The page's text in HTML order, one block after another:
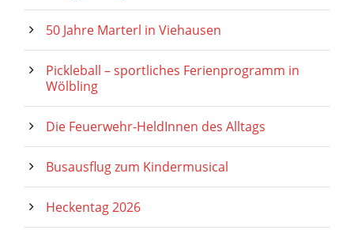
50 Jahre Marterl in Viehausen
Pickleball – sportliches Ferienprogramm in
Wölbling
Die Feuerwehr-HeldInnen des Alltags
Busausflug zum Kindermusical
Heckentag 2026